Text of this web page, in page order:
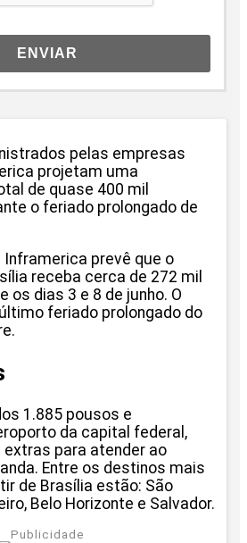
ENVIAR
pelas empresas
projetam uma
de quase 400 mil
o feriado prolongado de
prevê que o
receba cerca de 272 mil
os dias 3 e 8 de junho. O
feriado prolongado do
1.885 pousos e
da capital federal,
extras para atender ao
Entre os destinos mais
de Brasília estão: São
Belo Horizonte e Salvador.
Publicidade